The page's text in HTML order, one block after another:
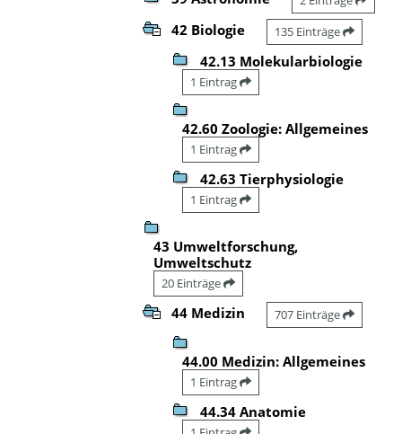
42 Biologie 135 Einträge
42.13 Molekularbiologie
1 Eintrag
42.60 Zoologie: Allgemeines
1 Eintrag
42.63 Tierphysiologie
1 Eintrag
43 Umweltforschung,
Umweltschutz
20 Einträge
44 Medizin 707 Einträge
44.00 Medizin: Allgemeines
1 Eintrag
44.34 Anatomie